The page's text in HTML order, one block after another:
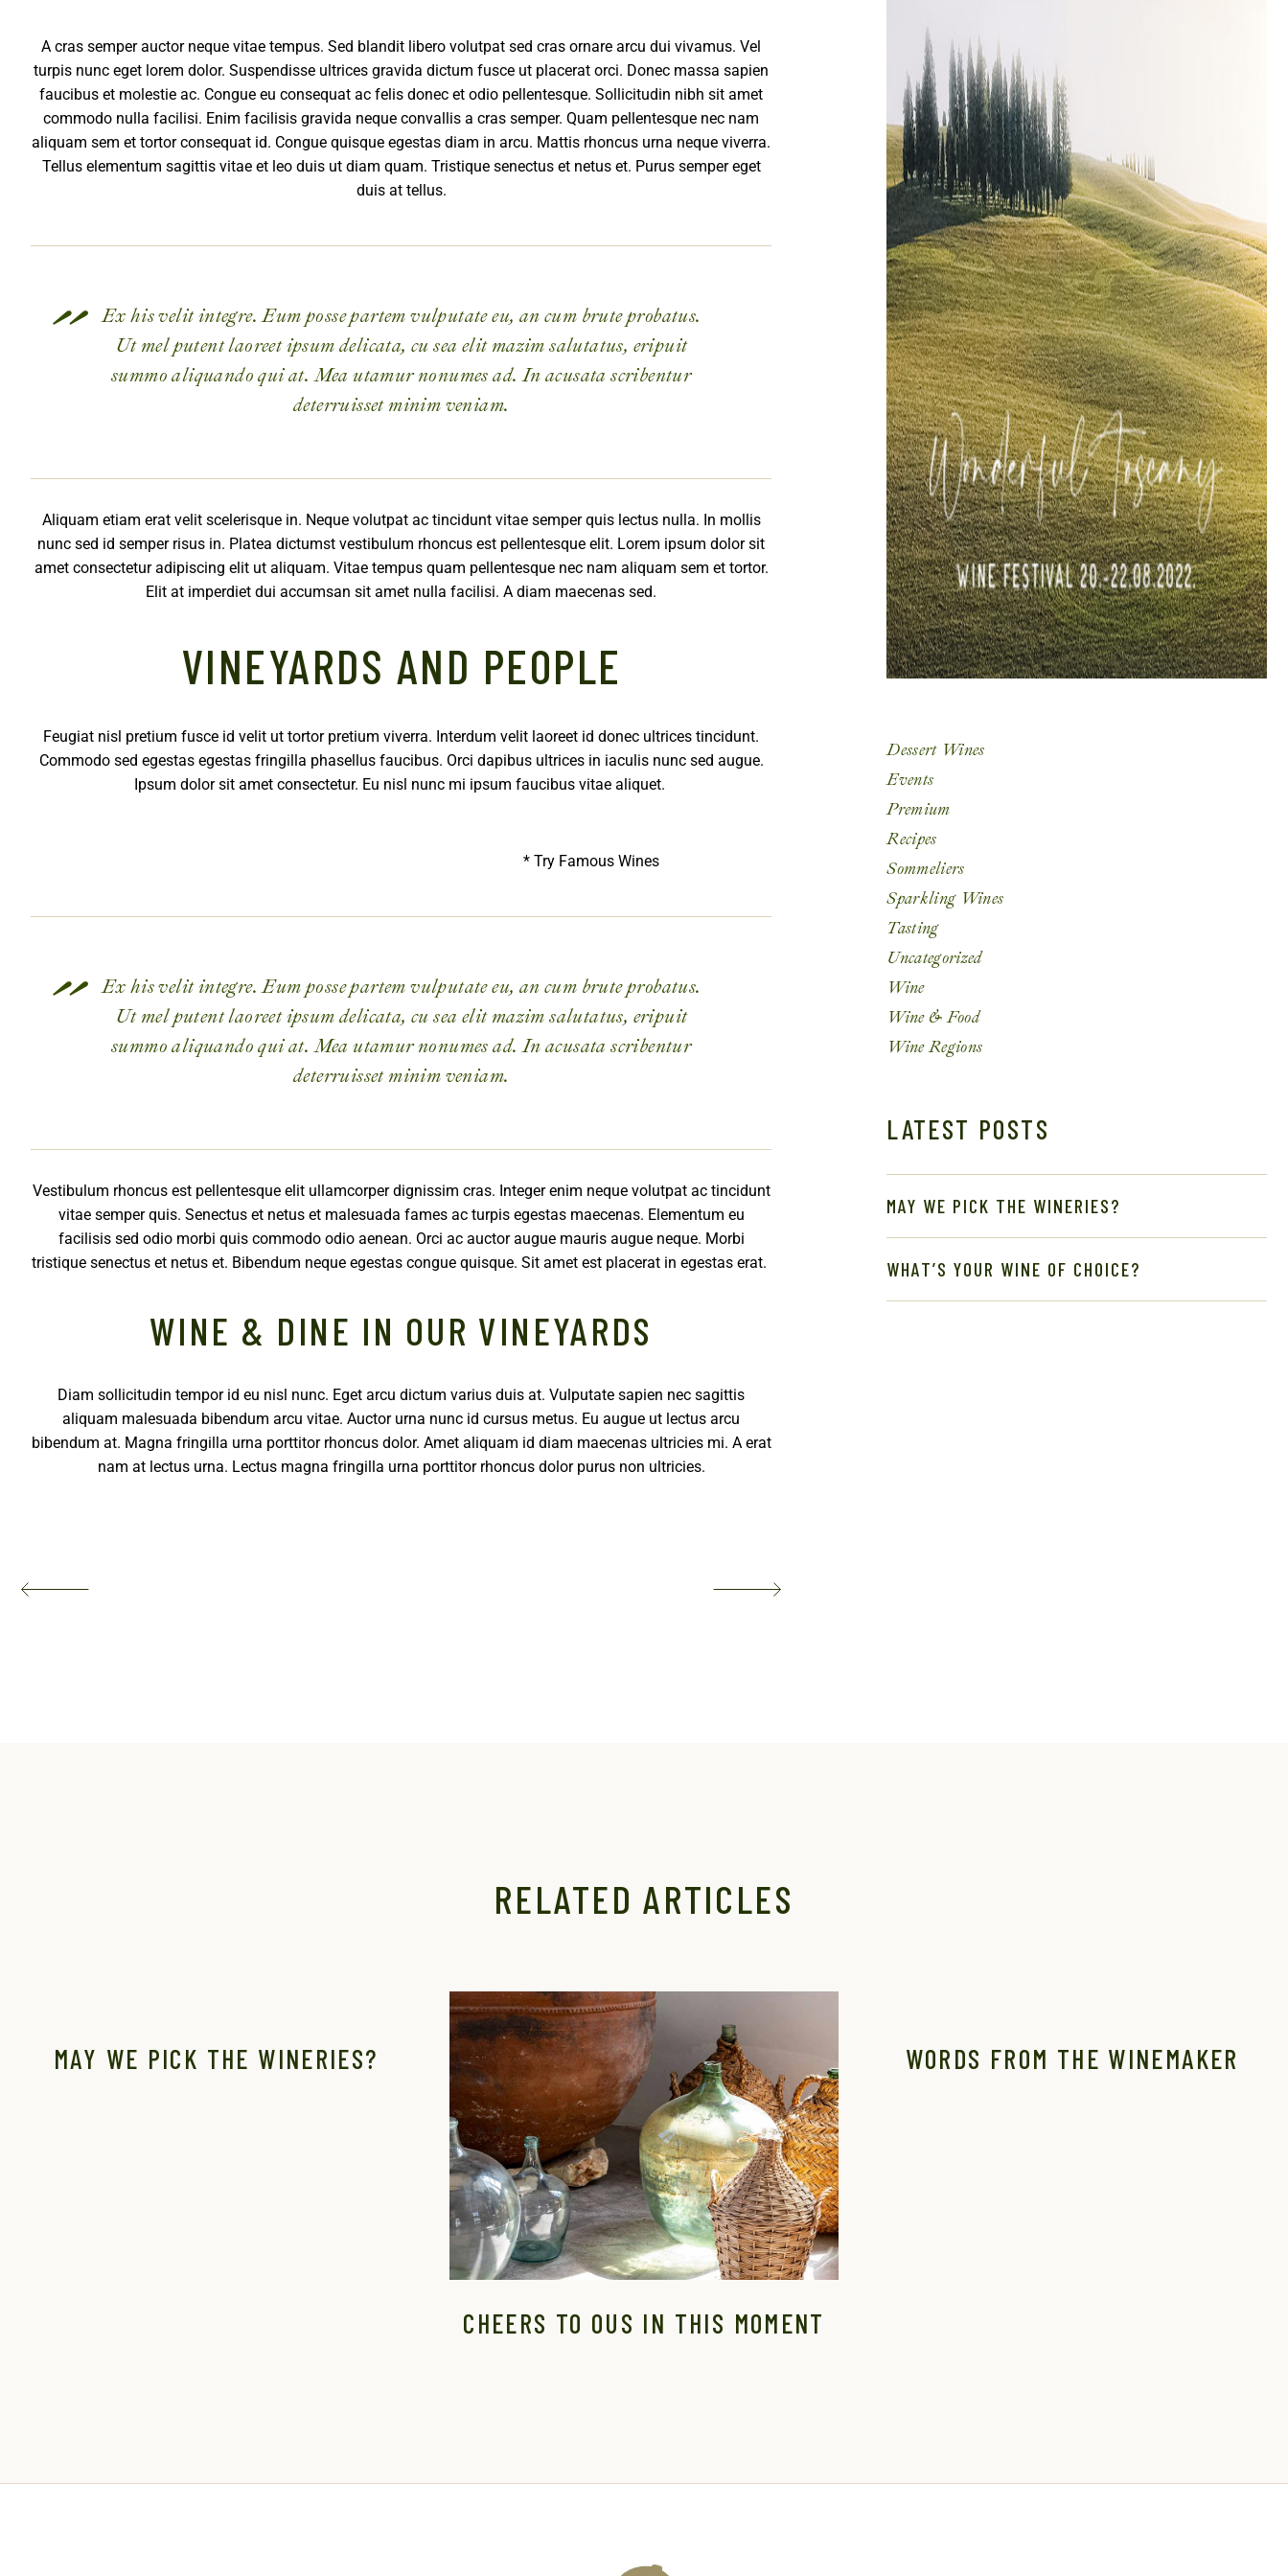
A cras semper auctor neque vitae tempus. Sed blandit libero volutpat sed cras ornare arcu dui vivamus. Vel
turpis nunc eget lorem dolor. Suspendisse ultrices gravida dictum fusce ut placerat orci. Donec massa sapien
faucibus et molestie ac. Congue eu consequat ac felis donec et odio pellentesque. Sollicitudin nibh sit amet
commodo nulla facilisi. Enim facilisis gravida neque convallis a cras semper. Quam pellentesque nec nam
aliquam sem et tortor consequat id. Congue quisque egestas diam in arcu. Mattis rhoncus urna neque viverra.
Tellus elementum sagittis vitae et leo duis ut diam quam. Tristique senectus et netus et. Purus semper eget
duis at tellus.
Ex his velit integre. Eum posse partem vulputate eu, an cum brute probatus.
Ut mel putent laoreet ipsum delicata, cu sea elit mazim salutatus, eripuit
summo aliquando qui at. Mea utamur nonumes ad. In acusata scribentur
deterruisset minim veniam.
Aliquam etiam erat velit scelerisque in. Neque volutpat ac tincidunt vitae semper quis lectus nulla. In mollis
nunc sed id semper risus in. Platea dictumst vestibulum rhoncus est pellentesque elit. Lorem ipsum dolor sit
amet consectetur adipiscing elit ut aliquam. Vitae tempus quam pellentesque nec nam aliquam sem et tortor.
Elit at imperdiet dui accumsan sit amet nulla facilisi. A diam maecenas sed.
VINEYARDS AND PEOPLE
Feugiat nisl pretium fusce id velit ut tortor pretium viverra. Interdum velit laoreet id donec ultrices tincidunt.
Commodo sed egestas egestas fringilla phasellus faucibus. Orci dapibus ultrices in iaculis nunc sed augue.
Ipsum dolor sit amet consectetur. Eu nisl nunc mi ipsum faucibus vitae aliquet.
* Try Famous Wines
Ex his velit integre. Eum posse partem vulputate eu, an cum brute probatus.
Ut mel putent laoreet ipsum delicata, cu sea elit mazim salutatus, eripuit
summo aliquando qui at. Mea utamur nonumes ad. In acusata scribentur
deterruisset minim veniam.
Vestibulum rhoncus est pellentesque elit ullamcorper dignissim cras. Integer enim neque volutpat ac tincidunt
vitae semper quis. Senectus et netus et malesuada fames ac turpis egestas maecenas. Elementum eu
facilisis sed odio morbi quis commodo odio aenean. Orci ac auctor augue mauris augue neque. Morbi
tristique senectus et netus et. Bibendum neque egestas congue quisque. Sit amet est placerat in egestas erat.
WINE & DINE IN OUR VINEYARDS
Diam sollicitudin tempor id eu nisl nunc. Eget arcu dictum varius duis at. Vulputate sapien nec sagittis
aliquam malesuada bibendum arcu vitae. Auctor urna nunc id cursus metus. Eu augue ut lectus arcu
bibendum at. Magna fringilla urna porttitor rhoncus dolor. Amet aliquam id diam maecenas ultricies mi. A erat
nam at lectus urna. Lectus magna fringilla urna porttitor rhoncus dolor purus non ultricies.
Dessert Wines
Events
Premium
Recipes
Sommeliers
Sparkling Wines
Tasting
Uncategorized
Wine
Wine & Food
Wine Regions
LATEST POSTS
MAY WE PICK THE WINERIES?
WHAT’S YOUR WINE OF CHOICE?
RELATED ARTICLES
MAY WE PICK THE WINERIES?
CHEERS TO OUS IN THIS MOMENT
WORDS FROM THE WINEMAKER